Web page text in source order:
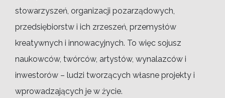
stowarzyszeń, organizacji pozarządowych,
przedsiębiorstw i ich zrzeszeń, przemysłów
kreatywnych i innowacyjnych. To więc sojusz
naukowców, twórców, artystów, wynalazców i
inwestorów – ludzi tworzących własne projekty i
wprowadzających je w życie.